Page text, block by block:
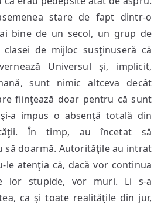
stare de fapt dintr-o
bine de un secol, un grup de
de mijloc susţinuseră că
Universul şi, implicit,
sunt nimic altceva decât
fiinţează doar pentru că sunt
a impus o absenţă totală din
În timp, au încetat să
să doarmă. Autorităţile au intrat
le atenţia că, dacă vor continua
lor stupide, vor muri. Li s-a
ca şi toate realităţile din jur,